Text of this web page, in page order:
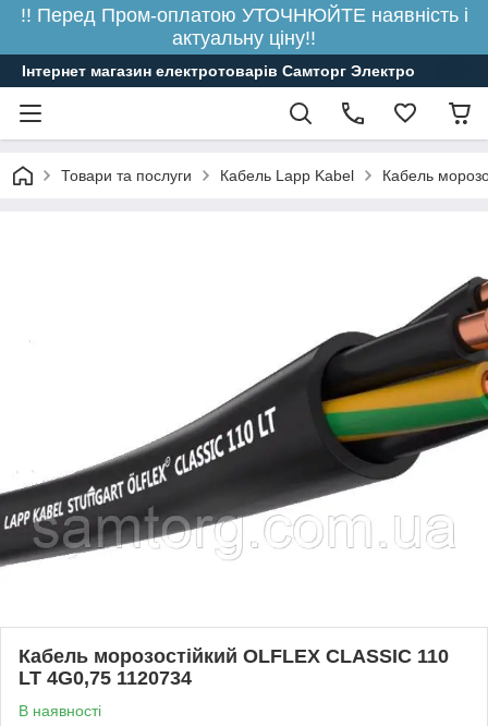
!! Перед Пром-оплатою УТОЧНЮЙТЕ наявність і
актуальну ціну!!
Інтернет магазин електротоварів Самторг Электро
Товари та послуги Кабель Lapp Kabel Кабель
Кабель морозостійкий OLFLEX CLASSIC 110
LT 4G0,75 1120734
В наявності